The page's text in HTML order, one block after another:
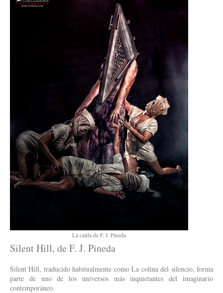
La caída de F. J. Pineda
Silent Hill, de F. J. Pineda
Silent Hill, traducido habitualmente como La colina del silencio, forma
parte de uno de los universos más inquietantes del imaginario
contemporáneo.